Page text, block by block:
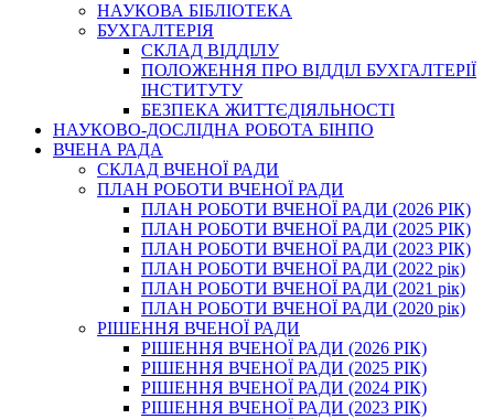
НАУКОВА БІБЛІОТЕКА
БУХГАЛТЕРІЯ
СКЛАД ВІДДІЛУ
ПОЛОЖЕННЯ ПРО ВІДДІЛ БУХГАЛТЕРІЇ
ІНСТИТУТУ
БЕЗПЕКА ЖИТТЄДІЯЛЬНОСТІ
НАУКОВО-ДОСЛІДНА РОБОТА БІНПО
ВЧЕНА РАДА
СКЛАД ВЧЕНОЇ РАДИ
ПЛАН РОБОТИ ВЧЕНОЇ РАДИ
ПЛАН РОБОТИ ВЧЕНОЇ РАДИ (2026 РІК)
ПЛАН РОБОТИ ВЧЕНОЇ РАДИ (2025 РІК)
ПЛАН РОБОТИ ВЧЕНОЇ РАДИ (2023 РІК)
ПЛАН РОБОТИ ВЧЕНОЇ РАДИ (2022 рік)
ПЛАН РОБОТИ ВЧЕНОЇ РАДИ (2021 рік)
ПЛАН РОБОТИ ВЧЕНОЇ РАДИ (2020 рік)
РІШЕННЯ ВЧЕНОЇ РАДИ
РІШЕННЯ ВЧЕНОЇ РАДИ (2026 РІК)
РІШЕННЯ ВЧЕНОЇ РАДИ (2025 РІК)
РІШЕННЯ ВЧЕНОЇ РАДИ (2024 РІК)
РІШЕННЯ ВЧЕНОЇ РАДИ (2023 РІК)